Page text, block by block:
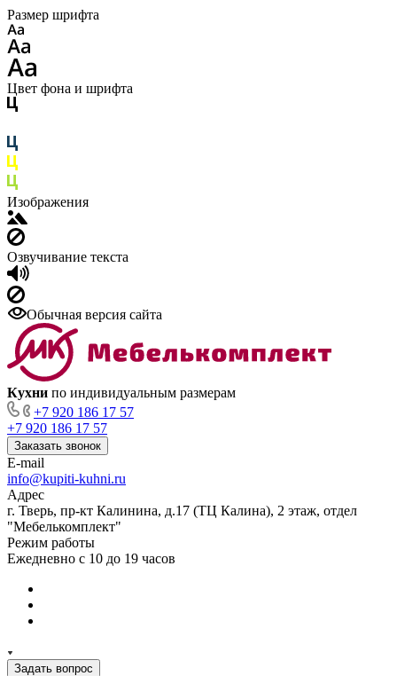
Размер шрифта
Цвет фона и шрифта
Изображения
Озвучивание текста
Обычная версия сайта
Кухни по индивидуальным размерам
+7 920 186 17 57
+7 920 186 17 57
Заказать звонок
E-mail
info@kupiti-kuhni.ru
Адрес
г. Тверь, пр-кт Калинина, д.17 (ТЦ Калина), 2 этаж, отдел
"Мебелькомплект"
Режим работы
Ежедневно с 10 до 19 часов
Задать вопрос